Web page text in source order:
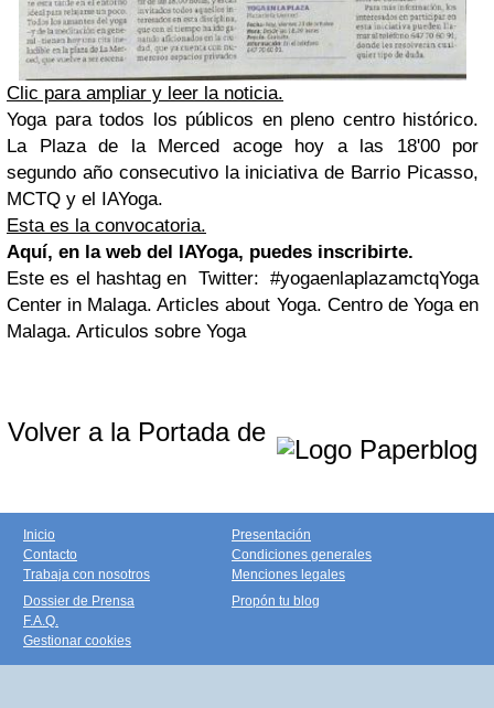
Clic para ampliar y leer la noticia.
Yoga para todos los públicos en pleno centro histórico.
La Plaza de la Merced acoge hoy a las 18'00 por
segundo año consecutivo la iniciativa de Barrio Picasso,
MCTQ y el IAYoga.
Esta es la convocatoria.
Aquí, en la web del IAYoga, puedes inscribirte.
Este es el hashtag en Twitter: #yogaenlaplazamctqYoga
Center in Malaga. Articles about Yoga. Centro de Yoga en
Malaga. Articulos sobre Yoga
Volver a la Portada de
Inicio
Contacto
Trabaja con nosotros
Presentación
Condiciones generales
Menciones legales
Dossier de Prensa
F.A.Q.
Gestionar cookies
Propón tu blog